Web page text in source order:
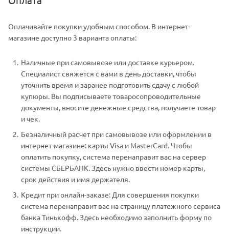
Оплачивайте покупки удобным способом. В интернет-
магазине доступно 3 варианта оплаты:
Наличные при самовывозе или доставке курьером.
Специалист свяжется с вами в день доставки, чтобы
уточнить время и заранее подготовить сдачу с любой
купюры. Вы подписываете товаросопроводительные
документы, вносите денежные средства, получаете товар
и чек.
Безналичный расчет при самовывозе или оформлении в
интернет-магазине: карты Visa и MasterCard. Чтобы
оплатить покупку, система перенаправит вас на сервер
системы СБЕРБАНК. Здесь нужно ввести номер карты,
срок действия и имя держателя.
Кредит при онлайн-заказе: Для совершения покупки
система перенаправит вас на страницу платежного сервиса
банка Тинькофф. Здесь необходимо заполнить форму по
инструкции.